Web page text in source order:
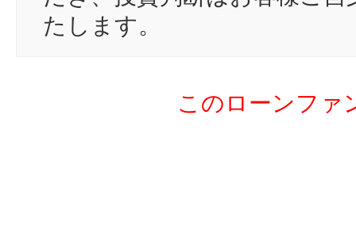
22
たします。
このローンファ